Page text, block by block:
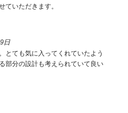
ていただきます。
日
とても気に入ってくれていたよう
部分の設計も考えられていて良い